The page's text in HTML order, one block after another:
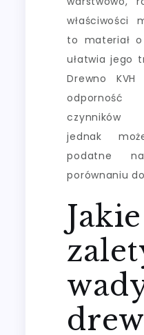
właściwości
to materiał
ułatwia jego
Drewno
czynników
jednak
podatne
porównaniu